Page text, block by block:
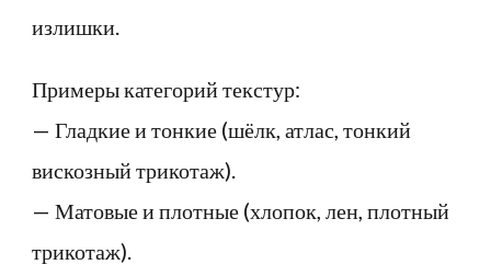
излишки.
Примеры категорий текстур:
— Гладкие и тонкие (шёлк, атлас, тонкий
вискозный трикотаж).
— Матовые и плотные (хлопок, лен, плотный
трикотаж).